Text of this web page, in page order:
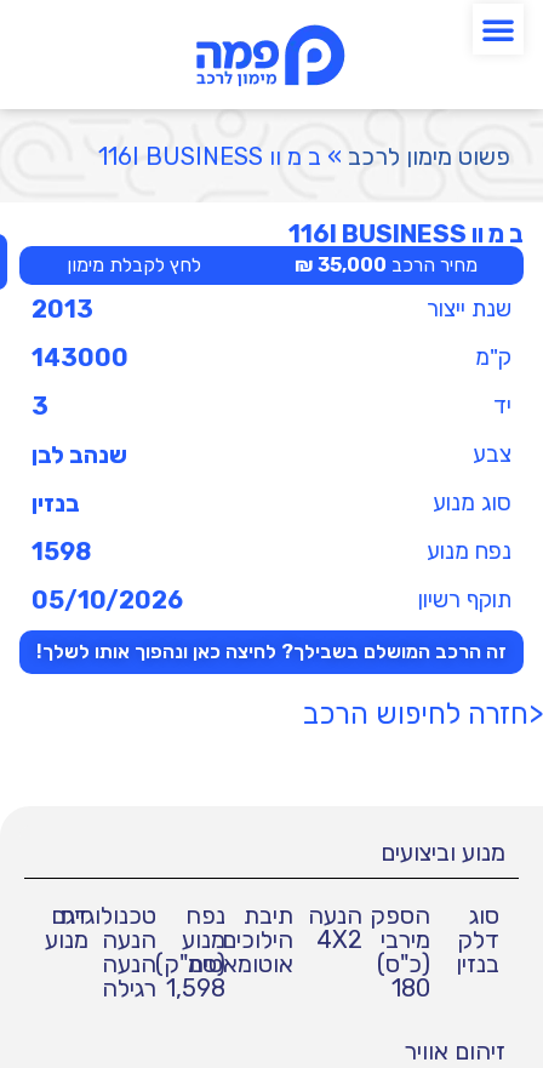
פשוט מימון לרכב » ב מ וו 116I BUSINESS
ב מ וו 116I BUSINESS
מחיר הרכב 35,000 ₪ לחץ לקבלת מימון
שנת ייצור 2013
ק"מ 143000
יד 3
צבע שנהב לבן
סוג מנוע בנזין
נפח מנוע 1598
תוקף רשיון 05/10/2026
זה הרכב המושלם בשבילך? לחיצה כאן ונהפוך אותו לשלך!
<חזרה לחיפוש הרכב
מנוע וביצועים
סוג
דלק
בנזין
הספק
מירבי
(כ"ס)
180
הנעה
4X2
תיבת
הילוכים
אוטומאטית
נפח
מנוע
(סמ"ק)
1,598
טכנולוגיית
הנעה
הנעה
רגילה
דגם
מנוע
זיהום אוויר